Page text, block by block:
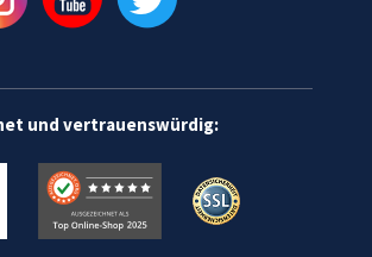
und vertrauenswürdig: